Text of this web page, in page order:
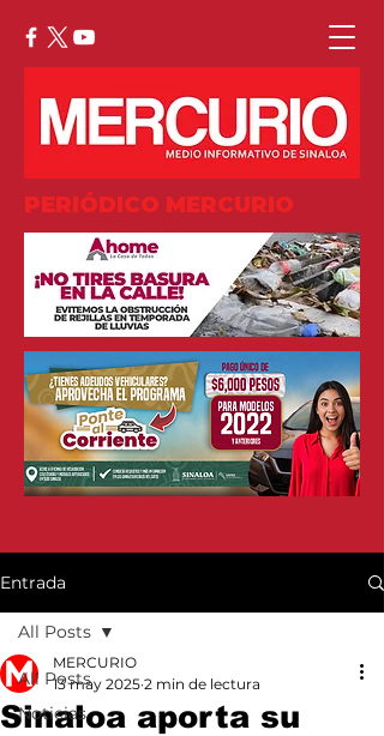
PERIÓDICO MERCURIO
Entrada
All Posts
Noticias
All Posts
Sinaloa aporta su
MERCURIO
13 may 2025 2 min de lectura